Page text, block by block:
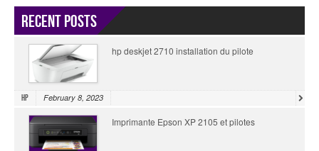
Recent Posts
hp deskjet 2710 installation du pilote
HP February 8, 2023
Imprimante Epson XP 2105 et pilotes